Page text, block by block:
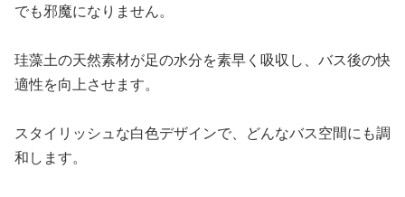
でも邪魔になりません。
珪藻土の天然素材が足の水分を素早く吸収し、バス後の快
適性を向上させます。
スタイリッシュな白色デザインで、どんなバス空間にも調
和します。